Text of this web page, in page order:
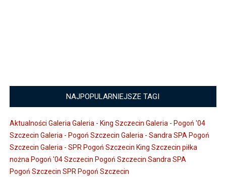
NAJPOPULARNIEJSZE TAGI
Aktualności Galeria Galeria - King Szczecin Galeria - Pogoń '04
Szczecin Galeria - Pogoń Szczecin Galeria - Sandra SPA Pogoń
Szczecin Galeria - SPR Pogoń Szczecin King Szczecin piłka
nożna Pogoń '04 Szczecin Pogoń Szczecin Sandra SPA
Pogoń Szczecin SPR Pogoń Szczecin